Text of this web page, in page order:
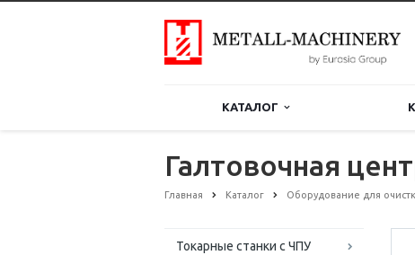
КАТАЛОГ
Галтовочная
Главная Каталог Оборудование для
Токарные станки с ЧПУ